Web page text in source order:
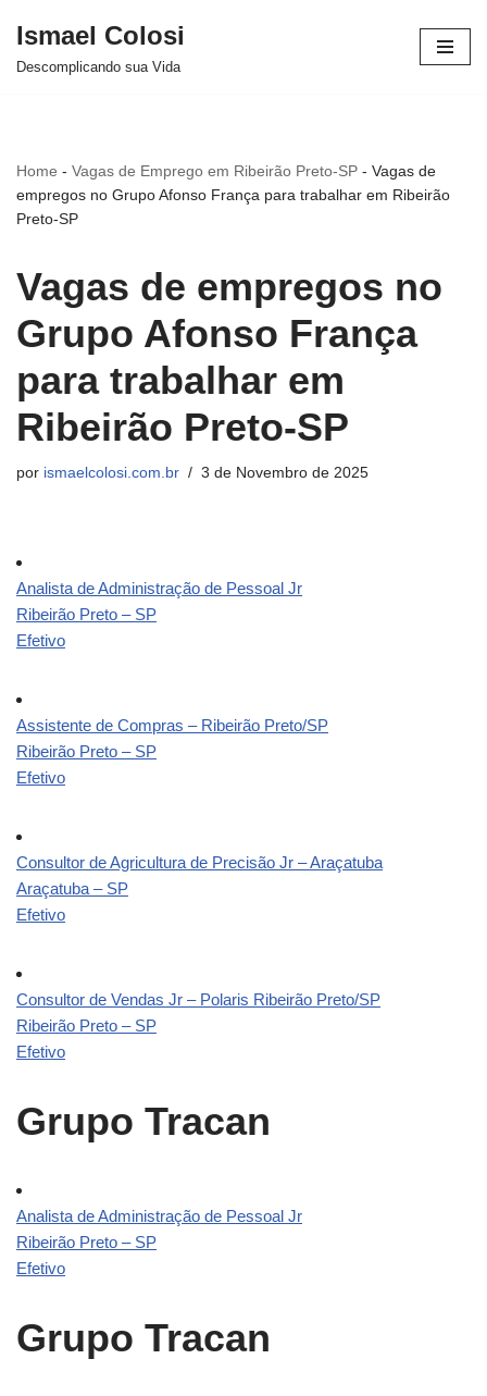
Avançar
Ismael Colosi
Descomplicando sua Vida
Home - Vagas de Emprego em Ribeirão Preto-SP - Vagas de
empregos no Grupo Afonso França para trabalhar em Ribeirão
Preto-SP
Vagas de empregos no
Grupo Afonso França
para trabalhar em
Ribeirão Preto-SP
por ismaelcolosi.com.br 3 de Novembro de 2025
Analista de Administração de Pessoal Jr
Ribeirão Preto – SP
Efetivo
Assistente de Compras – Ribeirão Preto/SP
Ribeirão Preto – SP
Efetivo
Consultor de Agricultura de Precisão Jr – Araçatuba
Araçatuba – SP
Efetivo
Consultor de Vendas Jr – Polaris Ribeirão Preto/SP
Ribeirão Preto – SP
Efetivo
Grupo Tracan
Analista de Administração de Pessoal Jr
Ribeirão Preto – SP
Efetivo
Grupo Tracan